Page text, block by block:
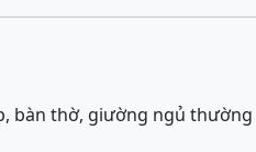
bàn thờ, giường ngủ